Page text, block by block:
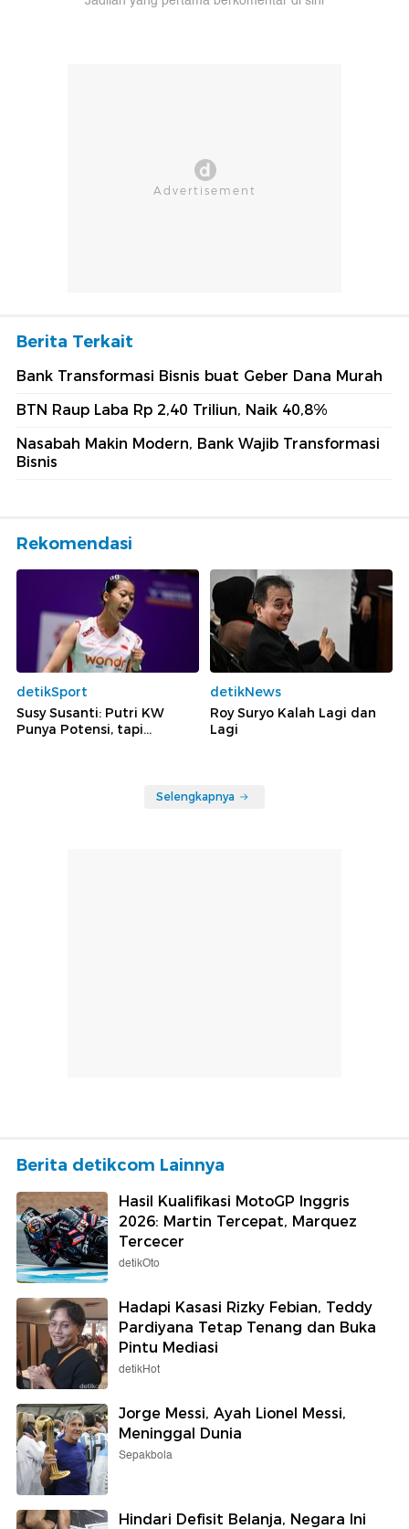
Berita Terkait
Bank Transformasi Bisnis buat Geber Dana Murah
BTN Raup Laba Rp 2,40 Triliun, Naik 40,8%
Nasabah Makin Modern, Bank Wajib Transformasi
Bisnis
Rekomendasi
detikSport
Susy Susanti: Putri KW
Punya Potensi, tapi...
detikNews
Roy Suryo Kalah Lagi dan
Lagi
Selengkapnya
Berita detikcom Lainnya
Hasil Kualifikasi MotoGP Inggris
2026: Martin Tercepat, Marquez
Tercecer
detikOto
Hadapi Kasasi Rizky Febian, Teddy
Pardiyana Tetap Tenang dan Buka
Pintu Mediasi
detikHot
Jorge Messi, Ayah Lionel Messi,
Meninggal Dunia
Sepakbola
Hindari Defisit Belanja, Negara Ini